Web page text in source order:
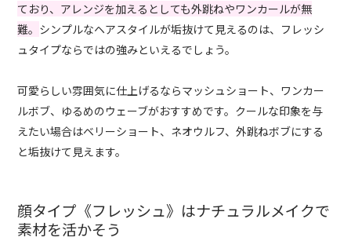
ており、アレンジを加えるとしても外跳ねやワンカールが無
難。 シンプルなヘアスタイルが垢抜けて見えるのは、フレッシ
ュタイプならではの強みといえるでしょう。
可愛らしい雰囲気に仕上げるならマッシュショート、ワンカー
ルボブ、ゆるめのウェーブがおすすめです。クールな印象を与
えたい場合はベリーショート、ネオウルフ、外跳ねボブにする
と垢抜けて見えます。
顔タイプ《フレッシュ》はナチュラルメイクで
素材を活かそう